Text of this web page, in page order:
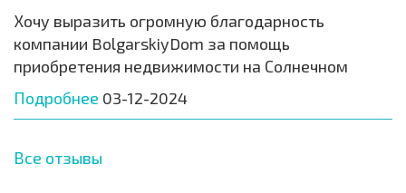
Хочу выразить огромную благодарность
компании BolgarskiyDom за помощь
приобретения недвижимости на Солнечном
Подробнее 03-12-2024
Все отзывы